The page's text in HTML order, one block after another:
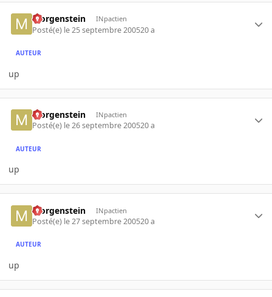
Morgenstein INpactien
Posté(e) le 25 septembre 200520 a
AUTEUR
up
Morgenstein INpactien
Posté(e) le 26 septembre 200520 a
AUTEUR
up
Morgenstein INpactien
Posté(e) le 27 septembre 200520 a
AUTEUR
up